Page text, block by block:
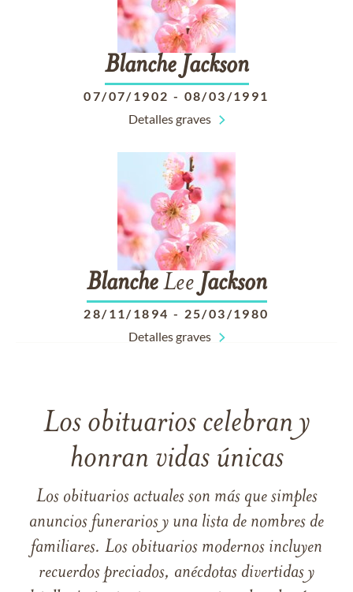
Blanche Jackson
07/07/1902 - 08/03/1991
Detalles graves
BlancheLee Jackson
28/11/1894 - 25/03/1980
Detalles graves
Los obituarios celebran y
honran vidas únicas
Los obituarios actuales son más que simples
anuncios funerarios y una lista de nombres de
familiares. Los obituarios modernos incluyen
recuerdos preciados, anécdotas divertidas y